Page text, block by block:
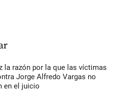
la razón por la que las víctimas
Jorge Alfredo Vargas no
en el juicio